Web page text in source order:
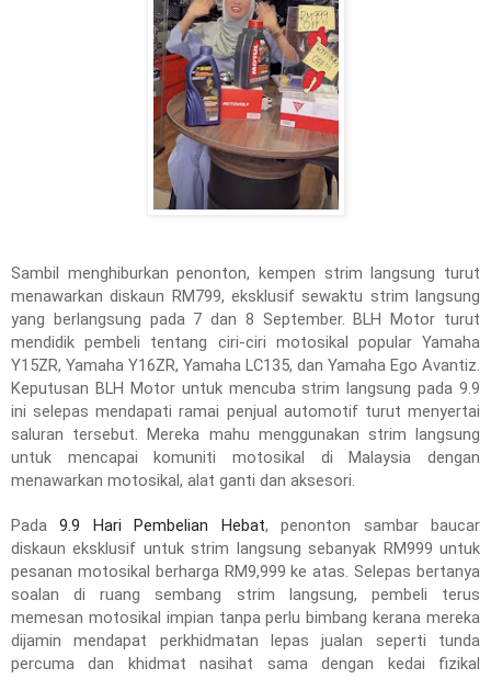
Sambil menghiburkan penonton, kempen strim langsung turut
menawarkan diskaun RM799, eksklusif sewaktu strim langsung
yang berlangsung pada 7 dan 8 September. BLH Motor turut
mendidik pembeli tentang ciri-ciri motosikal popular Yamaha
Y15ZR, Yamaha Y16ZR, Yamaha LC135, dan Yamaha Ego Avantiz.
Keputusan BLH Motor untuk mencuba strim langsung pada 9.9
ini selepas mendapati ramai penjual automotif turut menyertai
saluran tersebut. Mereka mahu menggunakan strim langsung
untuk mencapai komuniti motosikal di Malaysia dengan
menawarkan motosikal, alat ganti dan aksesori.
Pada9.9 Hari Pembelian Hebat, penonton sambar baucar
diskaun eksklusif untuk strim langsung sebanyak RM999 untuk
pesanan motosikal berharga RM9,999 ke atas. Selepas bertanya
soalan di ruang sembang strim langsung, pembeli terus
memesan motosikal impian tanpa perlu bimbang kerana mereka
dijamin mendapat perkhidmatan lepas jualan seperti tunda
percuma dan khidmat nasihat sama dengan kedai fizikal